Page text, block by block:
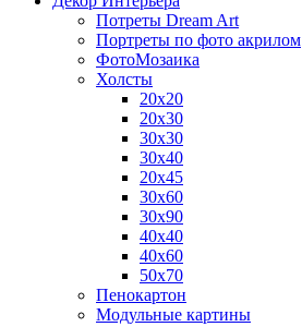
Потреты Dream Art
Портреты по фото акрилом
ФотоМозаика
Холсты
20х20
20х30
30х30
30х40
20х45
30х60
30х90
40х40
40х60
50х70
Пенокартон
Модульные картины